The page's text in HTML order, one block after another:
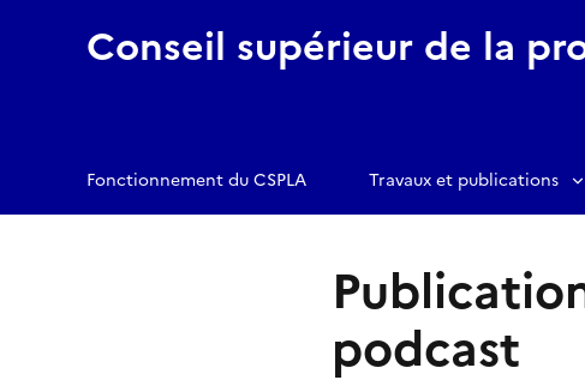
Conseil supérieur de la
Fonctionnement du CSPLA Travaux et publications
podcast